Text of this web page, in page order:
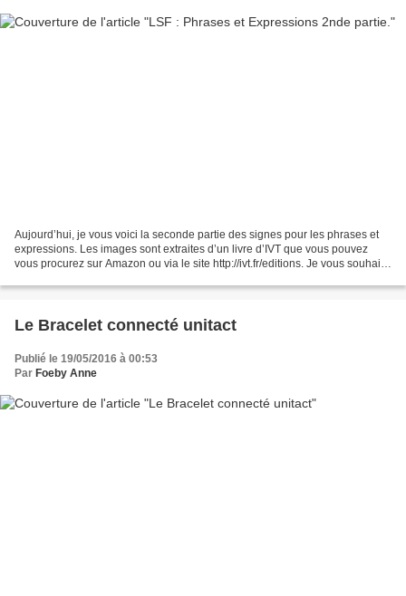
Aujourd’hui, je vous voici la seconde partie des signes pour les phrases et
expressions. Les images sont extraites d’un livre d’IVT que vous pouvez
vous procurez sur Amazon ou via le site http://ivt.fr/editions. Je vous souhaite
Le Bracelet connecté unitact
Publié le 19/05/2016 à 00:53
Par Foeby Anne